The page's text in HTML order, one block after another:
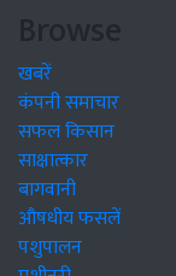
Browse
खबरें
कंपनी समाचार
सफल किसान
साक्षात्कार
बागवानी
औषधीय फसलें
पशुपालन